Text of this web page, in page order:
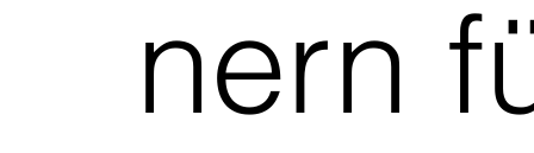
nern